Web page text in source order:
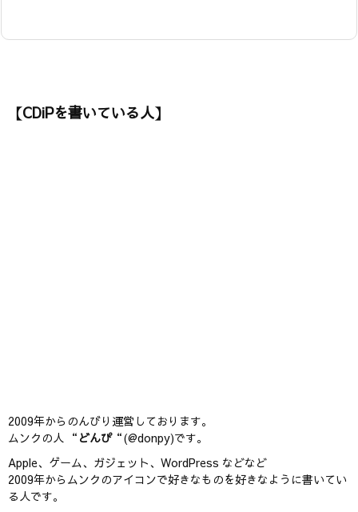
【CDiPを書いている人】
2009年からのんびり運営しております。
ムンクの人 “ どんぴ“(@donpy)です。
Apple、ゲーム、ガジェット、WordPress などなど
2009年からムンクのアイコンで好きなものを好きなように書いてい
る人です。